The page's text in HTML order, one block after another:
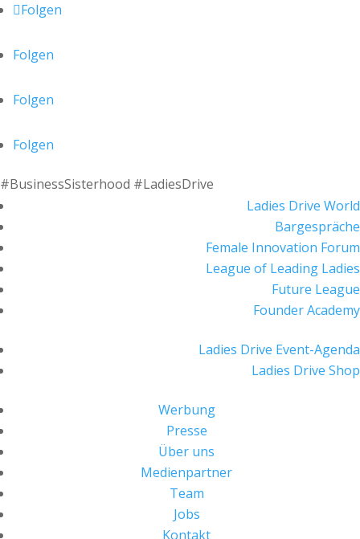
Folgen
Folgen
Folgen
Folgen
#BusinessSisterhood #LadiesDrive
Ladies Drive World
Bargespräche
Female Innovation Forum
League of Leading Ladies
Future League
Founder Academy
Ladies Drive Event-Agenda
Ladies Drive Shop
Werbung
Presse
Über uns
Medienpartner
Team
Jobs
Kontakt